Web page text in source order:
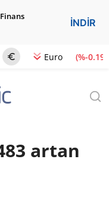
İNDİR
Euro (%-0.19)
artan